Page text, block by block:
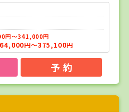
円～341,000円
円～375,100円
予 約